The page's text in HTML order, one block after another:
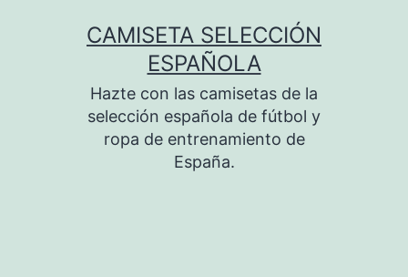
CAMISETA SELECCIÓN
ESPAÑOLA
Hazte con las camisetas de la
selección española de fútbol y
ropa de entrenamiento de
España.